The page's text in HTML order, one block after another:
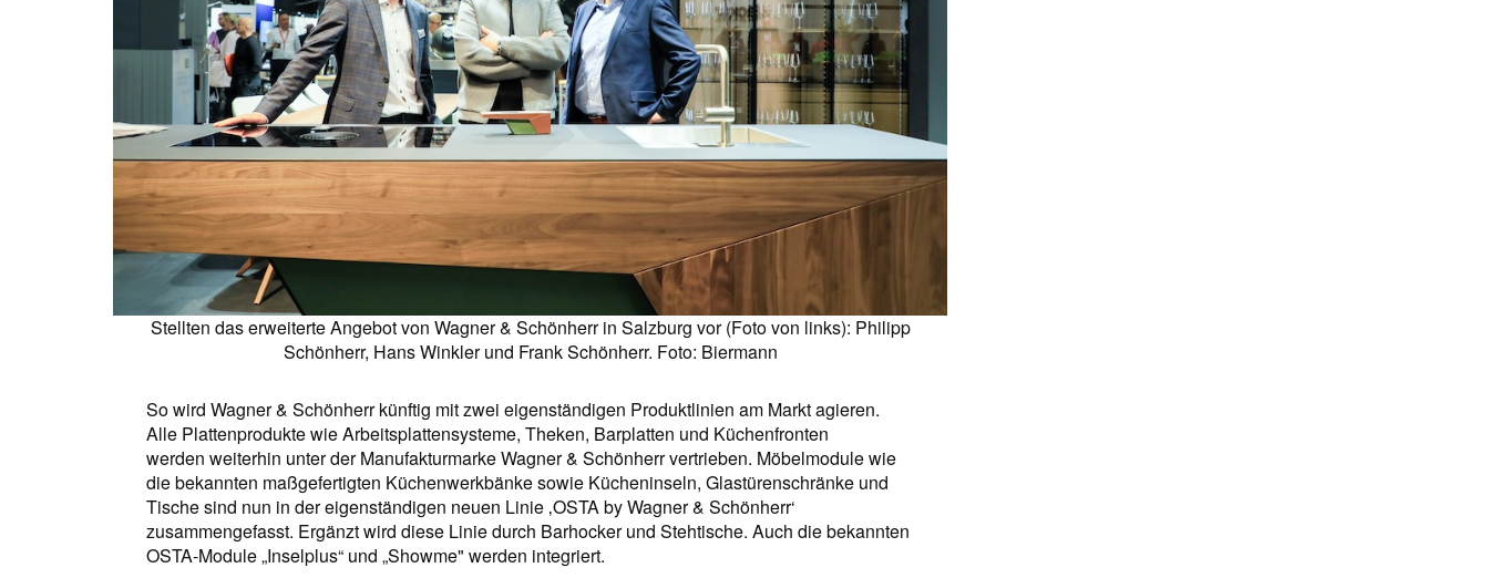
Stellten das erweiterte Angebot von Wagner & Schönherr in Salzburg vor (Foto von links): Philipp
Schönherr, Hans Winkler und Frank Schönherr. Foto: Biermann
So wird Wagner & Schönherr künftig mit zwei eigenständigen Produktlinien am Markt agieren.
Alle Plattenprodukte wie Arbeitsplattensysteme, Theken, Barplatten und Küchenfronten
werden weiterhin unter der Manufakturmarke Wagner & Schönherr vertrieben. Möbelmodule wie
die bekannten maßgefertigten Küchenwerkbänke sowie Kücheninseln, Glastürenschränke und
Tische sind nun in der eigenständigen neuen Linie ‚OSTA by Wagner & Schönherr‘
zusammengefasst. Ergänzt wird diese Linie durch Barhocker und Stehtische. Auch die bekannten
OSTA-Module „Inselplus“ und „Showme" werden integriert.